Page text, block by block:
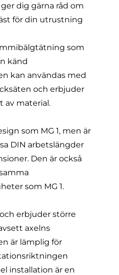
dig gärna råd om
för din utrustning
som
känd
kan användas med
och erbjuder
av material.
som MG 1, men är
DIN arbetslängder
Den är också
som MG 1.
erbjuder större
axelns
är lämplig för
installation är en